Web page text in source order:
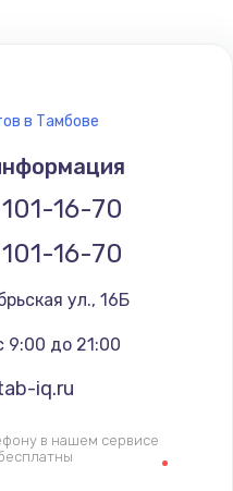
крышки
в Тамбове
16-70
16-70
ул., 16Б
9:00 до 21:00
iq.ru
в нашем сервисе